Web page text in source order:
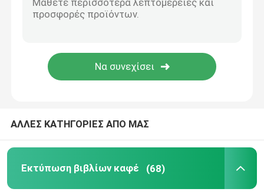
Εκτύπωση περιοδικών
Εκτύπωση βιβλίων με χρώματα
Εκτύπωση Γραφών
Κουτί συσκευασίας δώρων
ΑΛΛΕΣ ΚΑΤΗΓΟΡΙΕΣ ΑΠΟ ΜΑΣ
Εκτύπωση βιβλίων καφέ (68)